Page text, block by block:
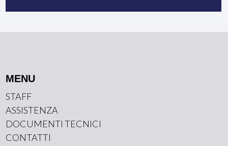
MENU
STAFF
ASSISTENZA
DOCUMENTI TECNICI
CONTATTI